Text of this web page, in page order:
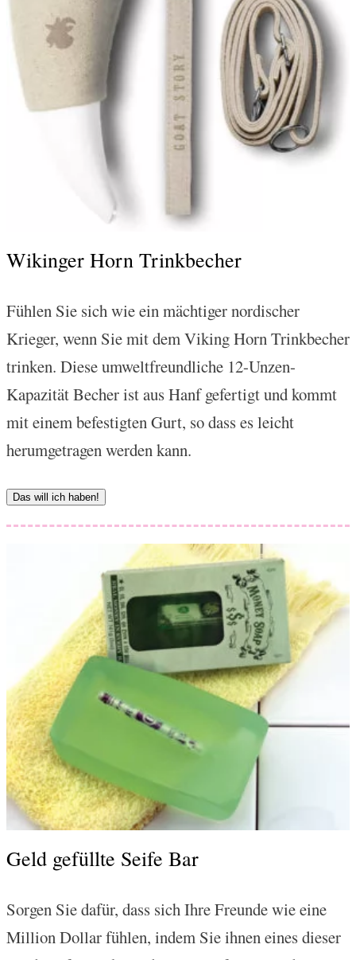
Wikinger Horn Trinkbecher
Fühlen Sie sich wie ein mächtiger nordischer
Krieger, wenn Sie mit dem Viking Horn Trinkbecher
trinken. Diese umweltfreundliche 12-Unzen-
Kapazität Becher ist aus Hanf gefertigt und kommt
mit einem befestigten Gurt, so dass es leicht
herumgetragen werden kann.
Das will ich haben!
Geld gefüllte Seife Bar
Sorgen Sie dafür, dass sich Ihre Freunde wie eine
Million Dollar fühlen, indem Sie ihnen eines dieser